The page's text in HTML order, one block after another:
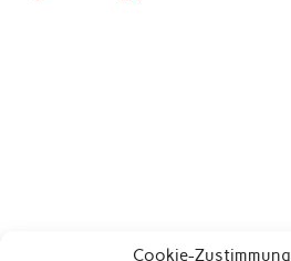
Cookie-Zustimmung